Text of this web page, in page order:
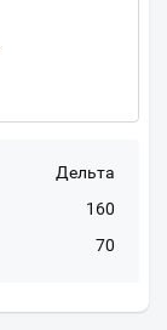
Дельта
160
70